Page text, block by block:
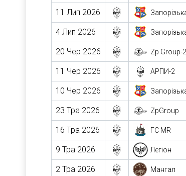
11 Лип 2026
4 Лип 2026
20 Чер 2026 Zp Group-2
11 Чер 2026 АРПИ-2
10 Чер 2026
23 Тра 2026 ZpGroup
16 Тра 2026 FC MR
9 Тра 2026 Легіон
2 Тра 2026 Мангал